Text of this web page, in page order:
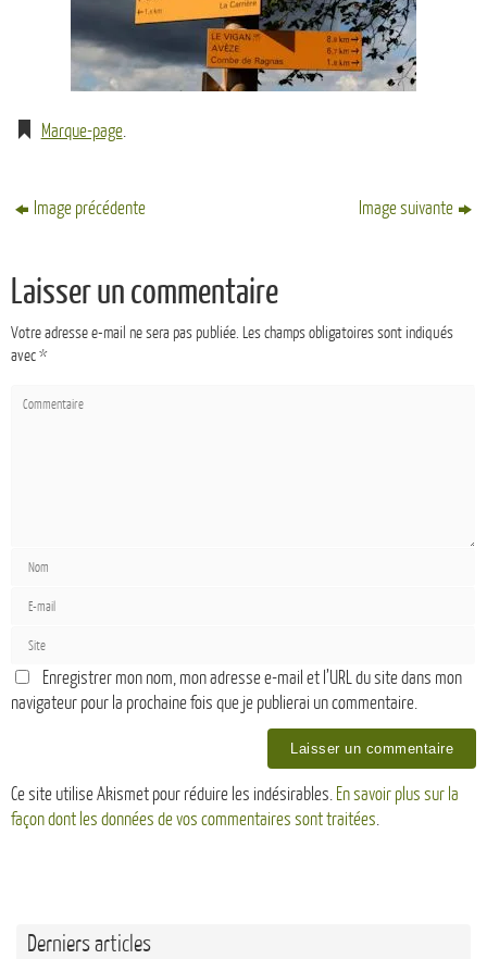
Marque-page.
Image précédente Image suivante
Laisser un commentaire
Votre adresse e-mail ne sera pas publiée. Les champs obligatoires sont indiqués
avec*
Enregistrer mon nom, mon adresse e-mail et l’URL du site dans mon
navigateur pour la prochaine fois que je publierai un commentaire.
Ce site utilise Akismet pour réduire les indésirables. En savoir plus sur la
façon dont les données de vos commentaires sont traitées.
Derniers articles